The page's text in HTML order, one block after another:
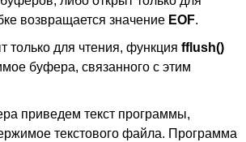
возвращается значение EOF.
только для чтения, функция fflush()
буфера, связанного с этим
приведем текст программы,
текстового файла. Программа